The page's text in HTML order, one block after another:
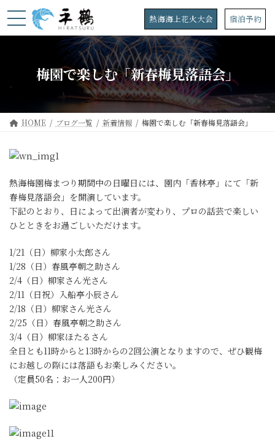
ン
プ
ビ
動
熱海海上花火大会 宿泊予約
梅園で楽しむ「新春梅見落語会」
HOME ブログ一覧 新着情報 梅園で楽しむ「新春梅見落語会」
熱海梅園梅まつり期間中の日曜日には、園内「香林亭」にて「新
春梅見落語会」を開演しています。
下記のとおり、日によって出演者が変わり、プロの話芸で楽しい
ひとときをお過ごしいただけます。
1/21（日）柳家小太郎さん
1/28（日）春風亭朝之助さん
2/4（日）柳家さん光さん
2/11（日祝）入船亭小辰さん
2/18（日）柳家さん光さん
2/25（日）春風亭朝之助さん
3/4（日）柳家ほたるさん
全日とも11時からと13時からの2回公演となりますので、ぜひ観梅
にお越しの際には落語もお楽しみください。
（定員50名：お一人200円）